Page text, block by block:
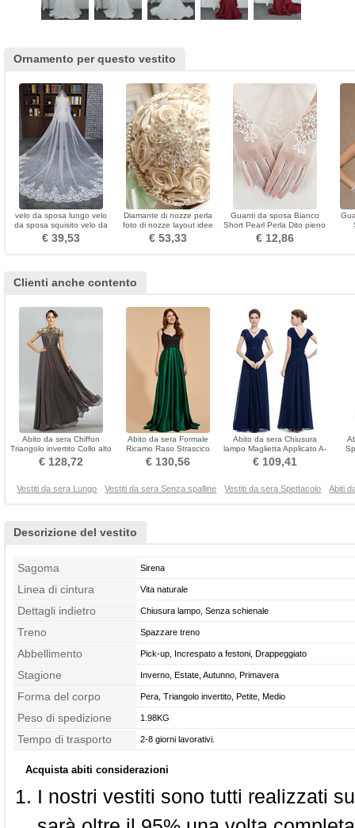
Ornamento per questo vestito
velo da sposa lungo velo
da sposa squisito velo da
sposa grande velo di coda
€ 39,53
Diamante di nozze perla
foto di nozze layout idee
decorazione azienda fiori
€ 53,33
Guanti da sposa Bianco
Short Pearl Perla Dito pieno
Appropriato
€ 12,86
Clienti anche contento
Abito da sera Chiffon
Triangolo invertito Collo alto
Maniche illusione
€ 128,72
Abito da sera Formale
Ricamo Raso Strascico
spazzata Vita naturale
€ 130,56
Abito da sera Chiusura
lampo Maglietta Applicato A-
line Inverno
€ 109,41
Vestiti da sera Lungo Vestiti da sera Senza spalline Vestiti da sera Spettacolo Abiti
Descrizione del vestito
Sagoma Sirena
Linea di cintura Vita naturale
Dettagli indietro Chiusura lampo, Senza schienale
Treno Spazzare treno
Abbellimento Pick-up, Increspato a festoni, Drappeggiato
Stagione Inverno, Estate, Autunno, Primavera
Forma del corpo Pera, Triangolo invertito, Petite, Medio
Peso di spedizione 1.98KG
Tempo di trasporto 2-8 giorni lavorativi.
Acquista abiti considerazioni
I nostri vestiti sono tutti realizzati